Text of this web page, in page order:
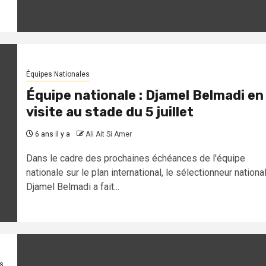
Équipes Nationales
Équipe nationale : Djamel Belmadi en
visite au stade du 5 juillet
6 ans il y a Ali Ait Si Amer
Dans le cadre des prochaines échéances de l'équipe
nationale sur le plan international, le sélectionneur national
Djamel Belmadi a fait...